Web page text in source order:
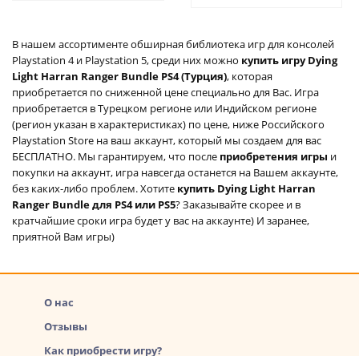
В нашем ассортименте обширная библиотека игр для консолей
Playstation 4 и Playstation 5, среди них можно купить игру Dying
Light Harran Ranger Bundle PS4 (Турция), которая
приобретается по сниженной цене специально для Вас. Игра
приобретается в Турецком регионе или Индийском регионе
(регион указан в характеристиках) по цене, ниже Российского
Playstation Store на ваш аккаунт, который мы создаем для вас
БЕСПЛАТНО. Мы гарантируем, что после приобретения игры и
покупки на аккаунт, игра навсегда останется на Вашем аккаунте,
без каких-либо проблем. Хотите купить Dying Light Harran
Ranger Bundle для PS4 или PS5? Заказывайте скорее и в
кратчайшие сроки игра будет у вас на аккаунте) И заранее,
приятной Вам игры)
О нас
Отзывы
Как приобрести игру?